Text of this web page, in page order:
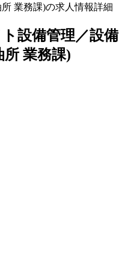
業務課)の求人情報詳細
設備管理／設備
所 業務課)